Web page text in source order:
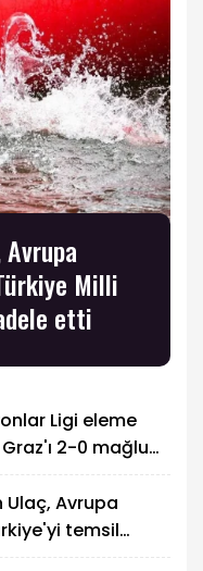
Avrupa
Milli
etti
Ligi eleme
2-0 mağlup
Ulaç, Avrupa
temsil